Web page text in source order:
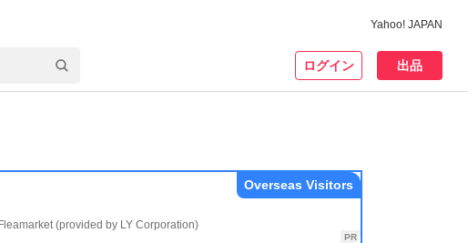
Yahoo! JAPAN
ログイン 出品
(provided by LY Corporation)
Overseas Visitors